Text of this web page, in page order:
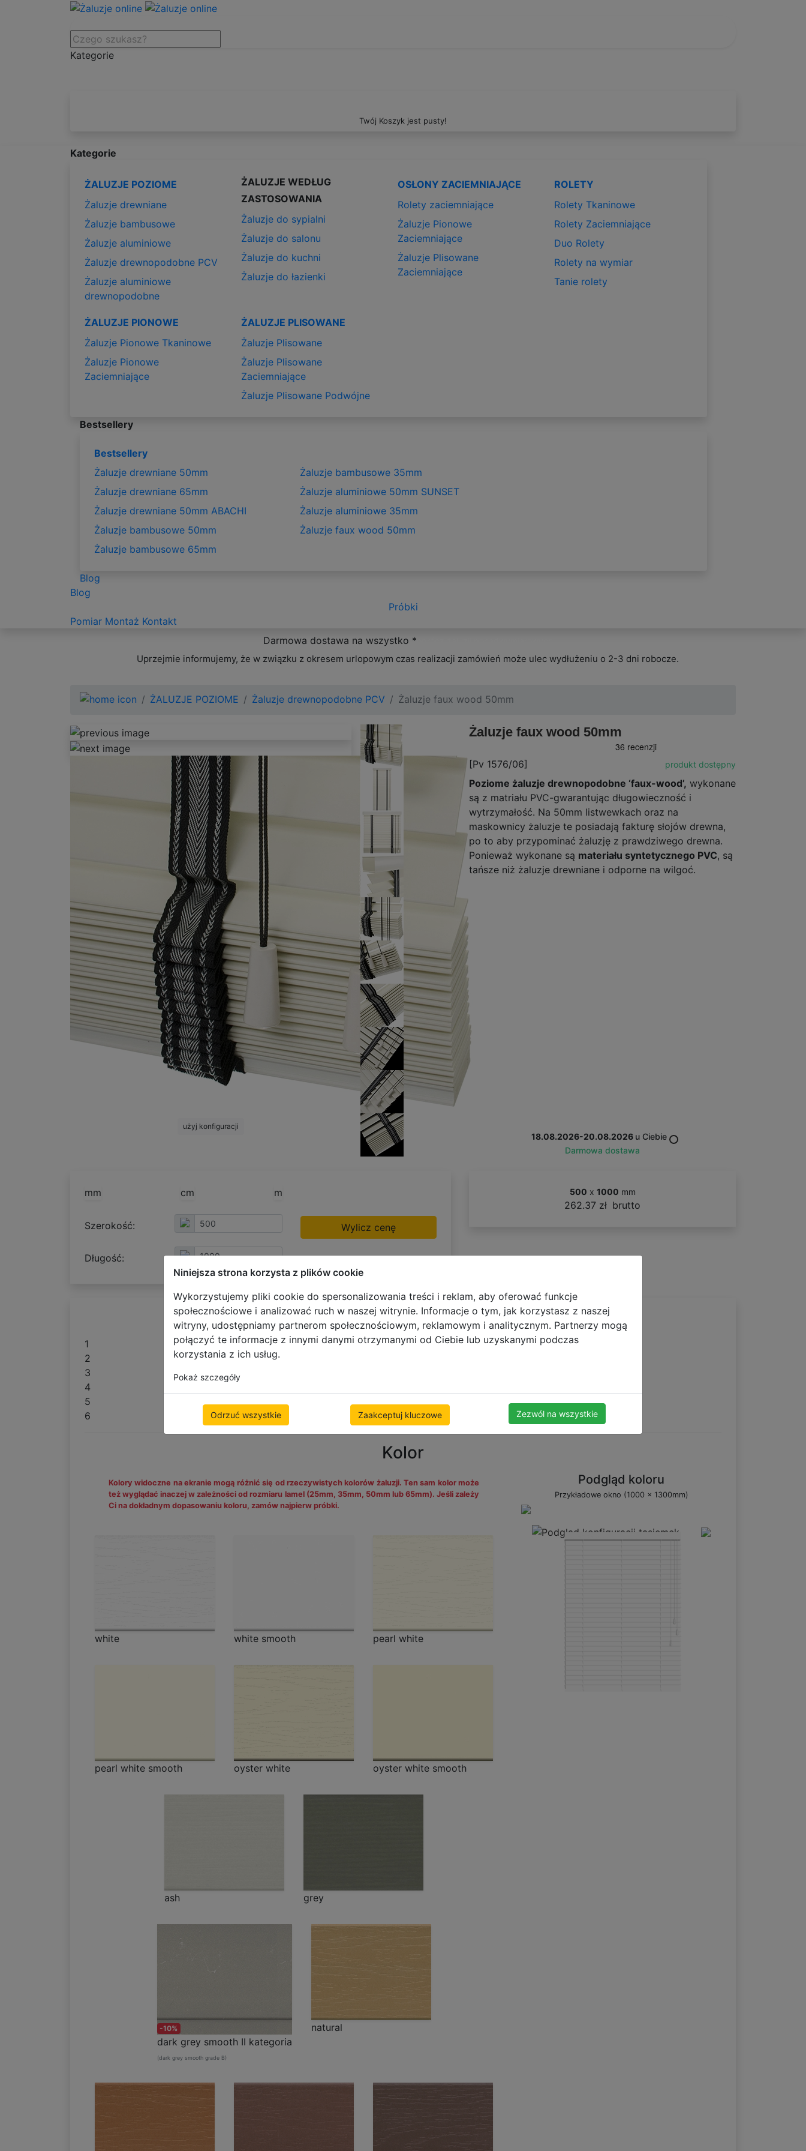
Niniejsza strona korzysta z plików cookie
Wykorzystujemy pliki cookie do spersonalizowania treści i reklam, aby oferować funkcje
społecznościowe i analizować ruch w naszej witrynie. Informacje o tym, jak korzystasz z naszej
witryny, udostępniamy partnerom społecznościowym, reklamowym i analitycznym. Partnerzy mogą
połączyć te informacje z innymi danymi otrzymanymi od Ciebie lub uzyskanymi podczas
korzystania z ich usług.
Pokaż szczegóły
Odrzuć wszystkie Zaakceptuj kluczowe Zezwól na wszystkie
Kategorie
Twój Koszyk jest pusty!
Kategorie
ŻALUZJE POZIOME
Żaluzje drewniane
Żaluzje bambusowe
Żaluzje aluminiowe
Żaluzje drewnopodobne PCV
Żaluzje aluminiowe
drewnopodobne
ŻALUZJE WEDŁUG
ZASTOSOWANIA
Żaluzje do sypialni
Żaluzje do salonu
Żaluzje do kuchni
Żaluzje do łazienki
OSŁONY ZACIEMNIAJĄCE
Rolety zaciemniające
Żaluzje Pionowe
Zaciemniające
Żaluzje Plisowane
Zaciemniające
ROLETY
Rolety Tkaninowe
Rolety Zaciemniające
Duo Rolety
Rolety na wymiar
Tanie rolety
ŻALUZJE PIONOWE
Żaluzje Pionowe Tkaninowe
Żaluzje Pionowe
Zaciemniające
ŻALUZJE PLISOWANE
Żaluzje Plisowane
Żaluzje Plisowane
Zaciemniające
Żaluzje Plisowane Podwójne
Bestsellery
Bestsellery
Żaluzje drewniane 50mm
Żaluzje drewniane 65mm
Żaluzje drewniane 50mm ABACHI
Żaluzje bambusowe 50mm
Żaluzje bambusowe 65mm
Żaluzje bambusowe 35mm
Żaluzje aluminiowe 50mm SUNSET
Żaluzje aluminiowe 35mm
Żaluzje faux wood 50mm
Blog
Blog
Próbki
Pomiar Montaż Kontakt
Darmowa dostawa na wszystko *
Uprzejmie informujemy, że w związku z okresem urlopowym czas realizacji zamówień może ulec wydłużeniu o 2-3 dni robocze.
ŻALUZJE POZIOME Żaluzje drewnopodobne PCV Żaluzje faux wood 50mm
użyj konfiguracji
Żaluzje faux wood 50mm
[Pv 1576/06] produkt dostępny
Poziome żaluzje drewnopodobne ‘faux-wood’, wykonane
są z matriału PVC-gwarantując długowieczność i
wytrzymałość. Na 50mm listwewkach oraz na
maskownicy żaluzje te posiadają fakturę słojów drewna,
po to aby przypominać żaluzję z prawdziwego drewna.
Ponieważ wykonane są materiału syntetycznego PVC, są
tańsze niż żaluzje drewniane i odporne na wilgoć.
18.08.2026-20.08.2026 u Ciebie
Darmowa dostawa
mm cm m
Szerokość:
Długość:
Wylicz cenę
500 x 1000 mm
262.37 zł brutto
Dostępne Opcje:
1
2
3
4
5
6
Kolor
Kolory widoczne na ekranie mogą różnić się od rzeczywistych kolorów żaluzji. Ten sam kolor może
też wyglądać inaczej w zależności od rozmiaru lamel (25mm, 35mm, 50mm lub 65mm). Jeśli zależy
Ci na dokładnym dopasowaniu koloru, zamów najpierw próbki.
white white smooth pearl white
pearl white smooth oyster white oyster white smooth
ash grey
-10%
dark grey smooth II kategoria
(dark grey smooth grade B)
natural
Podgląd koloru
Przykładowe okno (1000 x 1300mm)